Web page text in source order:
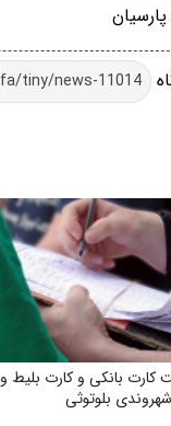
کارت بانکی و کارت بلیط و
بلوتوثی